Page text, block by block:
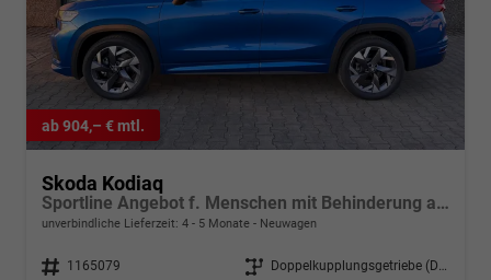
ab 904,– € mtl.
Skoda Kodiaq
Sportline Angebot f. Menschen mit Behinderung ab 50%! 1.5 TSI iV PLUG-IN-HYBRID 204PS DSG, 19" Alu, NAVI 13", MATRIX-LED-Scheinwerfer, KESSY, Alarm, Parksensoren vorn/hinten, Rückfahrkamera, Tempomat, Elektr. Heckklappe + Fahrersitz, Sitzheizung, 3-Zonen-C
unverbindliche Lieferzeit: 4 - 5 Monate Neuwagen
Fahrzeugnr. 1165079 Getriebe
Doppelkupplungsgetriebe (DSG)